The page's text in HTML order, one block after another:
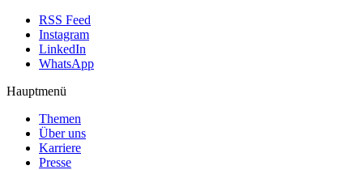
RSS Feed
Instagram
LinkedIn
WhatsApp
Hauptmenü
Themen
Über uns
Karriere
Presse